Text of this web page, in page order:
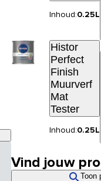
Inhoud:0.25L
Histor
Perfect
Finish
Muurverf
Mat
Tester
Inhoud:0.25L
Vind jouw
Toon